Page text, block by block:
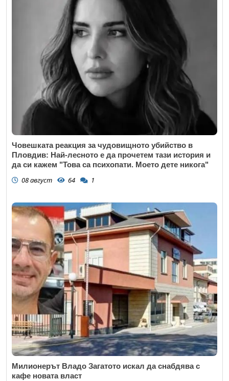
Човешката реакция за чудовищното убийство в
Пловдив: Най-лесното е да прочетем тази история и
да си кажем "Това са психопати. Моето дете никога"
08 август 64 1
Милионерът Владо Загатото искал да снабдява с
кафе новата власт